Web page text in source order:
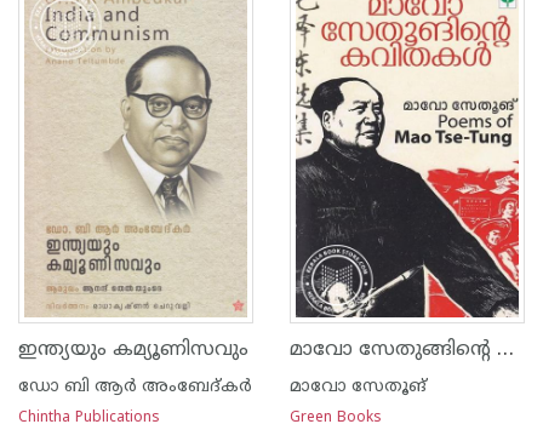
ഇന്ത്യയും കമ്യൂണിസവും
ഡോ ബി ആര്‍ അംബേദ്കര്‍
Chintha Publications
മാവോ സേതുങ്ങിന്റെ കവിതകൾ
മാവോ സേതൂങ്
Green Books